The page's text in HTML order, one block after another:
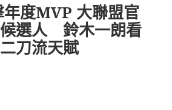
度MVP 大聯盟官
選人 鈴木一朗看
刀流天賦